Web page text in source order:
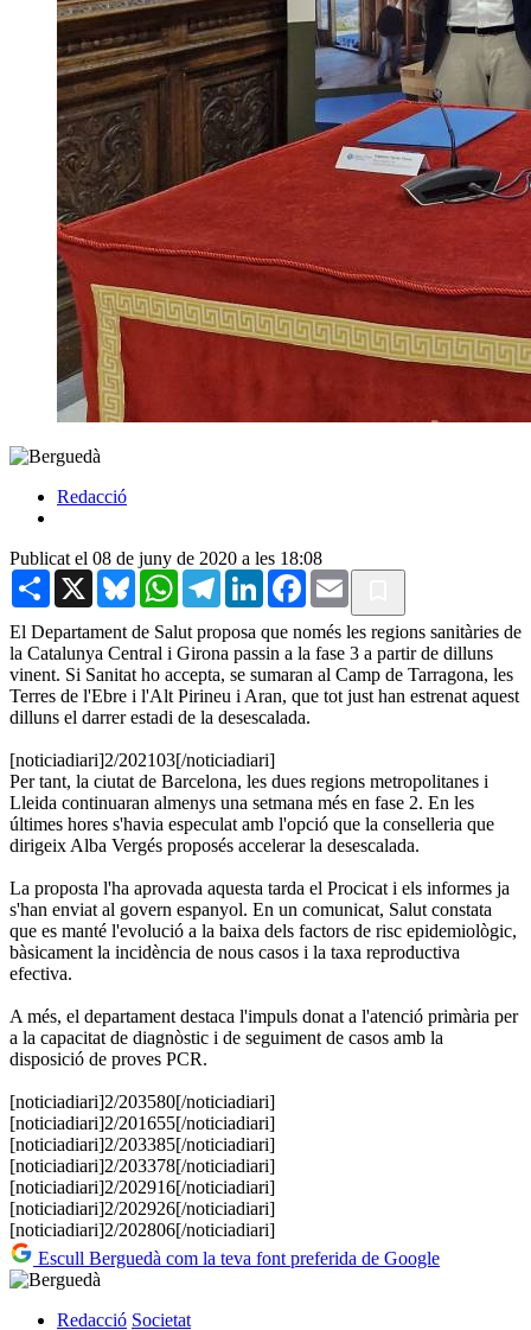
Redacció
Publicat el 08 de juny de 2020 a les 18:08
Share X BlueskyWhatsAppTelegramLinkedInFacebook
Email
El Departament de Salut proposa que només les regions sanitàries de
la Catalunya Central i Girona passin a la fase 3 a partir de dilluns
vinent. Si Sanitat ho accepta, se sumaran al Camp de Tarragona, les
Terres de l'Ebre i l'Alt Pirineu i Aran, que tot just han estrenat aquest
dilluns el darrer estadi de la desescalada.
[noticiadiari]2/202103[/noticiadiari]
Per tant, la ciutat de Barcelona, les dues regions metropolitanes i
Lleida continuaran almenys una setmana més en fase 2. En les
últimes hores s'havia especulat amb l'opció que la conselleria que
dirigeix Alba Vergés proposés accelerar la desescalada.
La proposta l'ha aprovada aquesta tarda el Procicat i els informes ja
s'han enviat al govern espanyol. En un comunicat, Salut constata
que es manté l'evolució a la baixa dels factors de risc epidemiològic,
bàsicament la incidència de nous casos i la taxa reproductiva
efectiva.
A més, el departament destaca l'impuls donat a l'atenció primària per
a la capacitat de diagnòstic i de seguiment de casos amb la
disposició de proves PCR.
[noticiadiari]2/203580[/noticiadiari]
[noticiadiari]2/201655[/noticiadiari]
[noticiadiari]2/203385[/noticiadiari]
[noticiadiari]2/203378[/noticiadiari]
[noticiadiari]2/202916[/noticiadiari]
[noticiadiari]2/202926[/noticiadiari]
[noticiadiari]2/202806[/noticiadiari]
Escull Berguedà com la teva font preferida de Google
Redacció Societat